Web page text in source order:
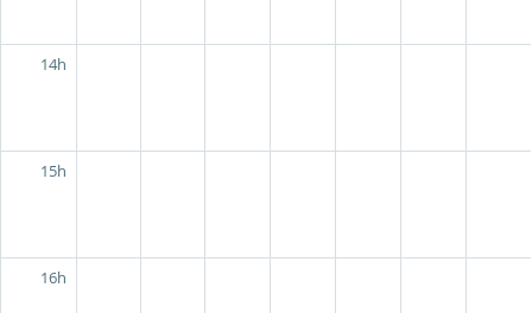
14h
15h
16h